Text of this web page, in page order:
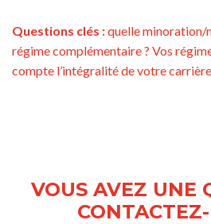
Questions clés :quelle
régime complémentaire ? Vos
compte l’intégralité de votre
VOUS AVEZ UNE